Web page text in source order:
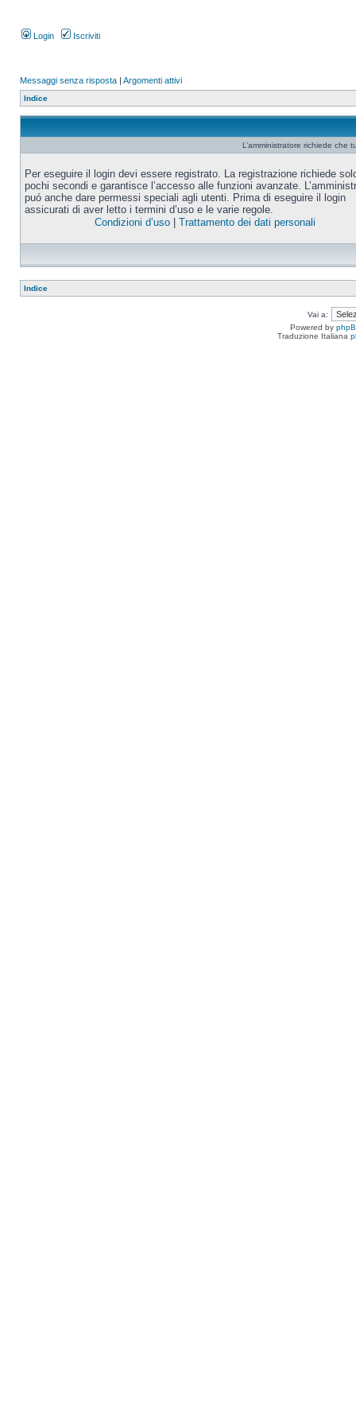
Login Iscriviti
Messaggi senza risposta | Argomenti attivi
Indice
L’amministratore richiede che
Per eseguire il login devi essere registrato. La registrazione richiede
pochi secondi e garantisce l’accesso alle funzioni avanzate.
puó anche dare permessi speciali agli utenti. Prima di eseguire il login
assicurati di aver letto i termini d’uso e le varie regole.
Condizioni d’uso| Trattamento dei dati personali
Indice
Vai a:
Powered by
Traduzione Italiana